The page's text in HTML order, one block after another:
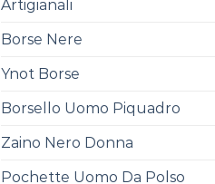
Artigianali
Borse Nere
Ynot Borse
Borsello Uomo Piquadro
Zaino Nero Donna
Pochette Uomo Da Polso